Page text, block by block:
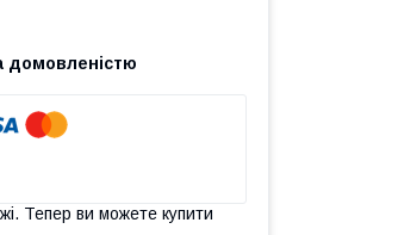
домовленістю
Тепер ви можете купити